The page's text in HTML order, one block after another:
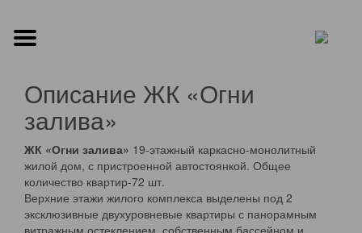
Описание ЖК «Огни
залива»
ЖК «Огни залива» 19-этажный каркасно-монолитный
жилой дом, с пристроенной автостоянкой. Общее
количество квартир-72 шт.
Верхние этажи жилого комплекса выделены под 2
эксклюзивные двухуровневые квартиры с панорамным
витражным остеклением, собственным бассейном и